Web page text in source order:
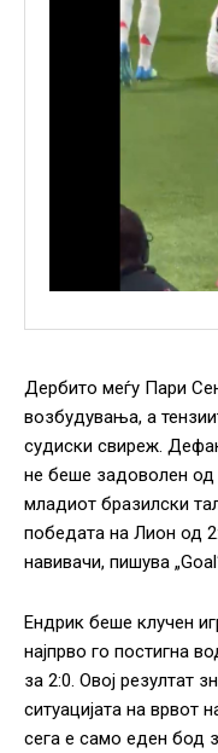
Дербито меѓу Пари
возбудувања, а
судиски свиреж.
не беше задоволен од
младиот бразилски
победата на Лион од
навивачи, пишува
Ендрик беше клучен
најпрво го постигна
за 2:0. Овој резултат
ситуацијата на врвот
сега е само еден бод